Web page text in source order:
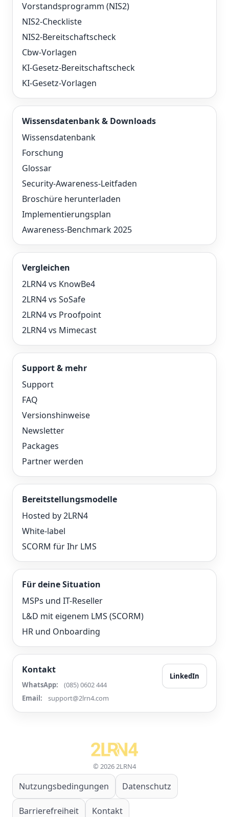
Vorstandsprogramm (NIS2)
NIS2-Checkliste
NIS2-Bereitschaftscheck
Cbw-Vorlagen
KI-Gesetz-Bereitschaftscheck
KI-Gesetz-Vorlagen
Wissensdatenbank & Downloads
Wissensdatenbank
Forschung
Glossar
Security-Awareness-Leitfaden
Broschüre herunterladen
Implementierungsplan
Awareness-Benchmark 2025
Vergleichen
2LRN4 vs KnowBe4
2LRN4 vs SoSafe
2LRN4 vs Proofpoint
2LRN4 vs Mimecast
Support & mehr
Support
FAQ
Versionshinweise
Newsletter
Packages
Partner werden
Bereitstellungsmodelle
Hosted by 2LRN4
White-label
SCORM für Ihr LMS
Für deine Situation
MSPs und IT-Reseller
L&D mit eigenem LMS (SCORM)
HR und Onboarding
Kontakt
WhatsApp:
(085) 0602 444
Email:
support@2lrn4.com
LinkedIn
© 2026 2LRN4
Nutzungsbedingungen Datenschutz
Barrierefreiheit Kontakt